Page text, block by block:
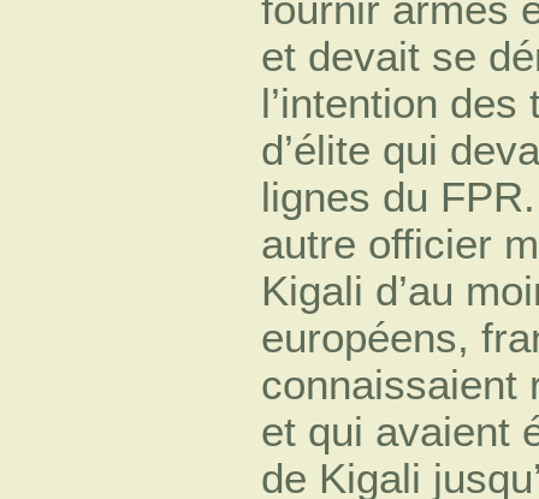
fournir armes
et devait se
l’intention des
d’élite qui
lignes du
autre officier
Kigali d’au
européens,
connaissaient
et qui avaient
de Kigali